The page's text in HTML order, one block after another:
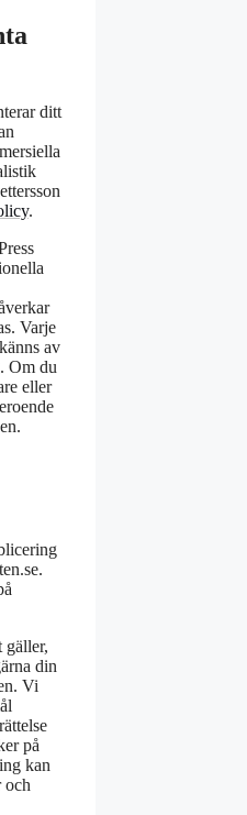
ditt
.
Varje
av
Om du
eller
din
Vi
på
kan
och